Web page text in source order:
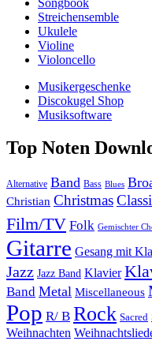
Streichensemble
Ukulele
Violine
Violoncello
Musikergeschenke
Discokugel Shop
Musiksoftware
Top Noten
Alternative Band Bass Blues
Christian Christmas
Film/TV Folk Gemischter
Gitarre Gesang mit
Jazz Jazz Band Klavier
Band Metal Miscellaneous
Pop R/ B Rock Sacred
Weihnachten